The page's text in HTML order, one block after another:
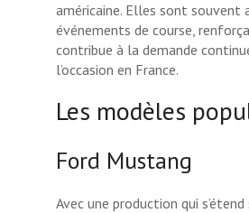
américaine. Elles sont souvent
événements de course,
contribue à la demande
l’occasion en France.
Les modèles
Ford Mustang
Avec une production qui